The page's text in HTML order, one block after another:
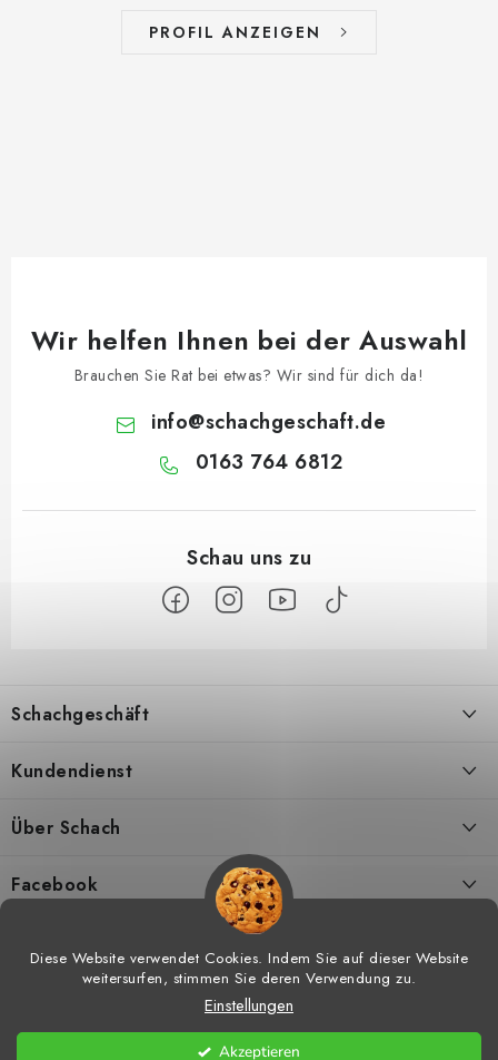
Diese Website verwendet Cookies. Indem Sie auf dieser Website
weitersurfen, stimmen Sie deren Verwendung zu.
Einstellungen
Akzeptieren
PROFIL ANZEIGEN
Wir helfen Ihnen bei der Auswahl
Brauchen Sie Rat bei etwas? Wir sind für dich da!
info@schachgeschaft.de
0163 764 6812
ß
z
e
e
Schachgeschäft
Kontakt
Meine bestellung
Vorteile vom Einkaufen bei uns
Kundendienst
Geschäftsbedingungen
Hilfe bei Reklamationen
Widerrufsrecht
Über Schach
Schachtraining
Schachshop-Partner
Facebook
Schachgeschäft. Alle Rechte vorbehalten.
Einstellungen ändern